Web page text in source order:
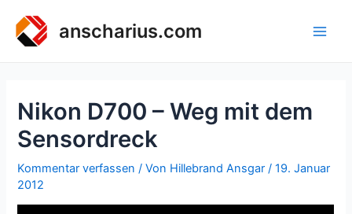
Inhalt
springen
anscharius.com
Nikon D700 – Weg mit dem
Sensordreck
Kommentar verfassen / Von Hillebrand Ansgar /19. Januar
2012